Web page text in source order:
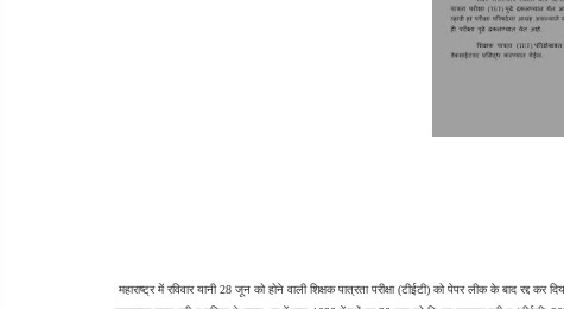
महाराष्ट्र में रविवार यानी 28 जून को होने वाली शिक्षक पात्रता परीक्षा (टीईटी) को पेपर लीक के बाद रद्द कर